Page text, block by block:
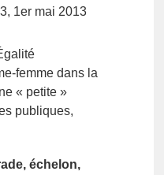
1er mai 2013
femme dans la
« petite »
publiques,
échelon,